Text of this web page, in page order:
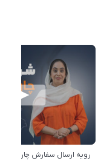
رویه ارسال سفارش چارسو